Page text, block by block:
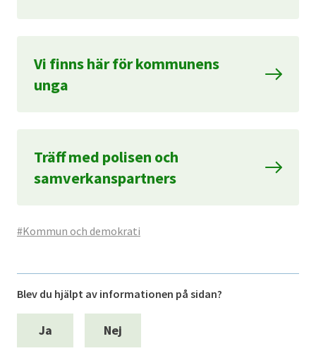
Vi finns här för kommunens
unga
Träff med polisen och
samverkanspartners
#Kommun och demokrati
Blev du hjälpt av informationen på sidan?
Ja Nej